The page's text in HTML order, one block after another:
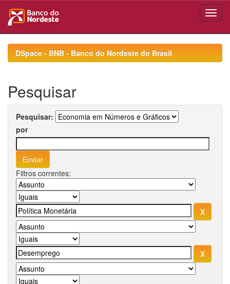
navigationDSpace - BNB - Banco do Nordeste do Brasil
Pesquisar
Pesquisar:
por
Filtros correntes: